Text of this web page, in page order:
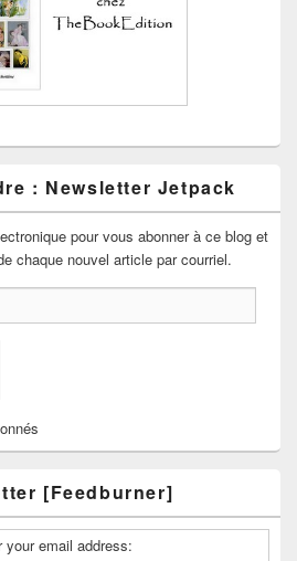
: Newsletter Jetpack
pour vous abonner à ce blog et
chaque nouvel article par courriel.
[Feedburner]
your email address: